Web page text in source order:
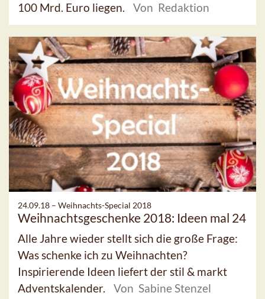
100 Mrd. Euro liegen.
Von Redaktion
24.09.18 – Weihnachts-Special 2018
Weihnachtsgeschenke 2018: Ideen mal 24
Alle Jahre wieder stellt sich die große Frage:
Was schenke ich zu Weihnachten?
Inspirierende Ideen liefert der stil & markt
Adventskalender.
Von Sabine Stenzel